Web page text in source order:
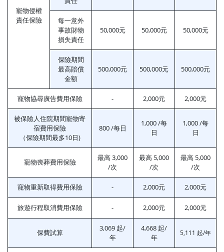
寵物侵權
責任保險
每一意外
事故財物
損失責任
50,000元 50,000元 50,000元
保險期間
最高賠償
金額
500,000元 500,000元 500,000元
寵物協尋廣告費用保險 - 2,000元 2,000元
被保險人住院期間寵物寄
宿費用保險
（保險期間最多10日)
800 /每日
1,000 /每
日
1,000 /每
日
寵物喪葬費用保險
最高 3,000
/次
最高 5,000
/次
最高 5,000
/次
寵物重新取得費用保險 - 2,000元 2,000元
旅遊行程取消費用保險 - 2,000元 2,000元
保費試算
3,069 起/
年
4,668 起/
年
5,111 起/年